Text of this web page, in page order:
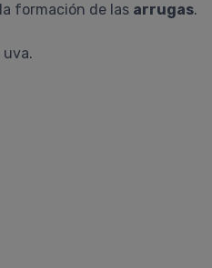
formación de las arrugas.